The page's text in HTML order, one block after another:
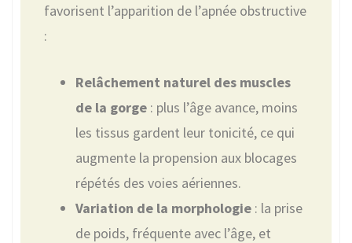
favorisent l’apparition de l’apnée obstructive
:
Relâchement naturel des muscles
de la gorge : plus l’âge avance, moins
les tissus gardent leur tonicité, ce qui
augmente la propension aux blocages
répétés des voies aériennes.
Variation de la morphologie : la prise
de poids, fréquente avec l’âge, et